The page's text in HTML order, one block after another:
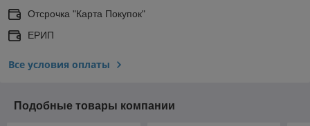
Отсрочка "Карта Покупок"
ЕРИП
Все условия оплаты
Подобные товары компании